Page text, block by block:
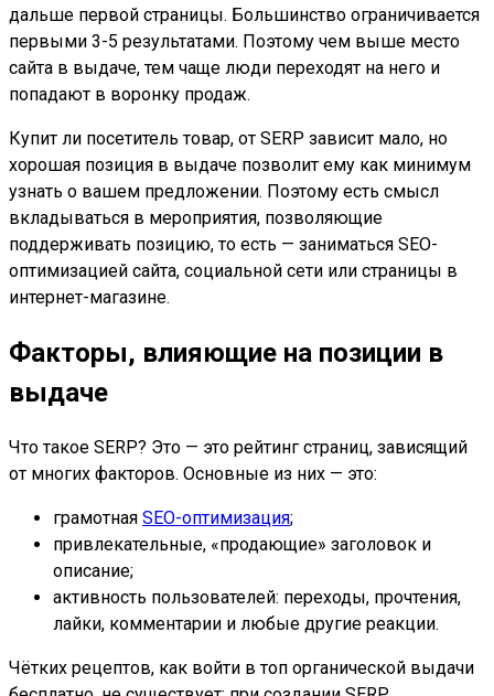
дальше первой страницы. Большинство ограничивается
первыми 3-5 результатами. Поэтому чем выше место
сайта в выдаче, тем чаще люди переходят на него и
попадают в воронку продаж.
Купит ли посетитель товар, от SERP зависит мало, но
хорошая позиция в выдаче позволит ему как минимум
узнать о вашем предложении. Поэтому есть смысл
вкладываться в мероприятия, позволяющие
поддерживать позицию, то есть — заниматься SEO-
оптимизацией сайта, социальной сети или страницы в
интернет-магазине.
Факторы, влияющие на позиции в
выдаче
Что такое SERP? Это — это рейтинг страниц, зависящий
от многих факторов. Основные из них — это:
грамотная SEO-оптимизация;
привлекательные, «продающие» заголовок и
описание;
активность пользователей: переходы, прочтения,
лайки, комментарии и любые другие реакции.
Чётких рецептов, как войти в топ органической выдачи